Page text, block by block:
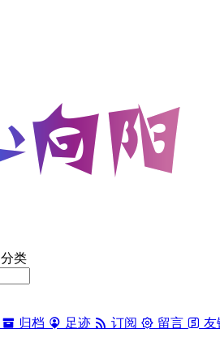
分类
归档 足迹 订阅 留言 友